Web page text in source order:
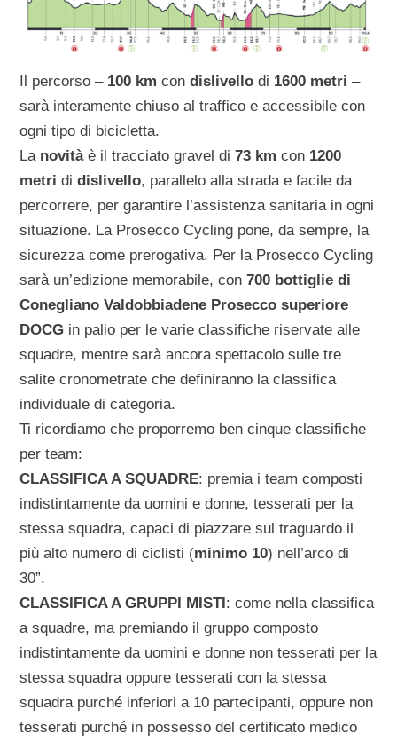
Il percorso – 100 km condislivello di 1600 metri –
sarà interamente chiuso al traffico e accessibile con
ogni tipo di bicicletta.
La novitàè il tracciato gravel di 73 km con 1200
metri didislivello, parallelo alla strada e facile da
percorrere, per garantire l’assistenza sanitaria in ogni
situazione. La Prosecco Cycling pone, da sempre, la
sicurezza come prerogativa. Per la Prosecco Cycling
sarà un’edizione memorabile, con700 bottiglie di
Conegliano Valdobbiadene Prosecco superiore
DOCG in palio per le varie classifiche riservate alle
squadre, mentre sarà ancora spettacolo sulle tre
salite cronometrate che definiranno la classifica
individuale di categoria.
Ti ricordiamo che proporremo ben cinque classifiche
per team:
CLASSIFICA A SQUADRE: premia i team composti
indistintamente da uomini e donne, tesserati per la
stessa squadra, capaci di piazzare sul traguardo il
più alto numero di ciclisti (minimo 10) nell’arco di
30”.
CLASSIFICA A GRUPPI MISTI: come nella classifica
a squadre, ma premiando il gruppo composto
indistintamente da uomini e donne non tesserati per la
stessa squadra oppure tesserati con la stessa
squadra purché inferiori a 10 partecipanti, oppure non
tesserati purché in possesso del certificato medico